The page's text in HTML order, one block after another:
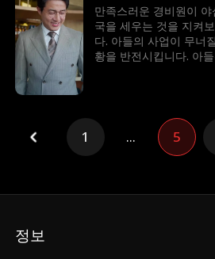
만족스러운 경비원이
국을 세우는 것을 지켜
다. 아들의 사업이 무너
황을 반전시킵니다. 아
1 ... 5
정보